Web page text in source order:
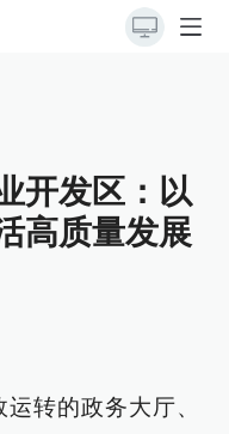
开发区：以
高质量发展
转的政务大厅、